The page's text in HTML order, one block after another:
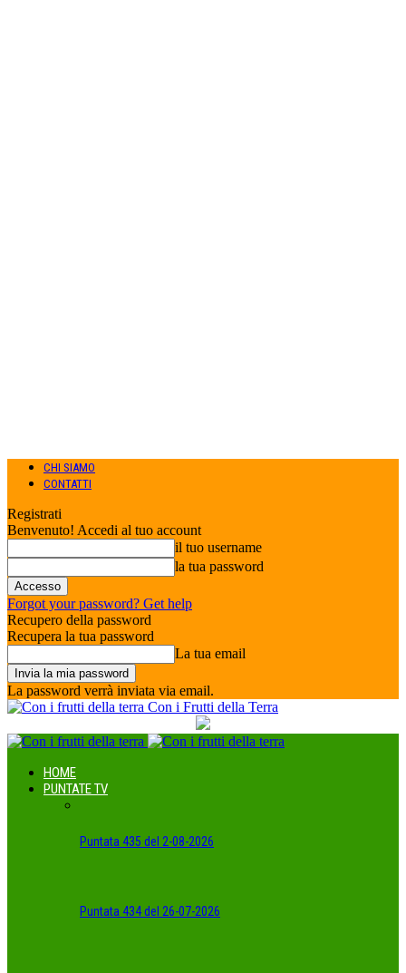
CHI SIAMO
CONTATTI
Registrati
Benvenuto! Accedi al tuo account
il tuo username
la tua password
Forgot your password? Get help
Recupero della password
Recupera la tua password
La tua email
La password verrà inviata via email.
Con i Frutti della Terra
HOME
PUNTATE TV
Puntata 435 del 2-08-2026
Puntata 434 del 26-07-2026